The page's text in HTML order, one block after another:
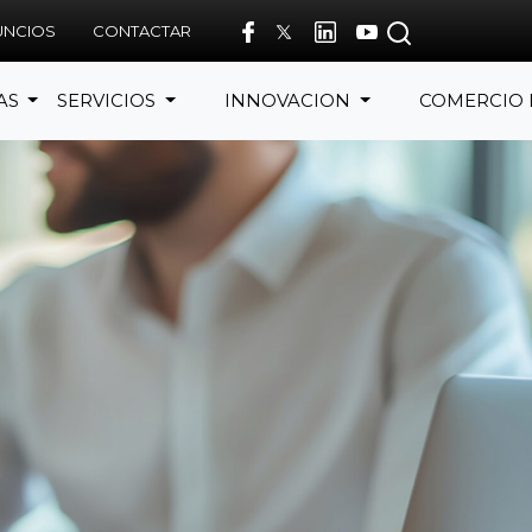
CONTACTAR
SERVICIOS INNOVACION COMERCIO